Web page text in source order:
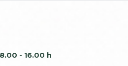
8.00 - 16.00 h